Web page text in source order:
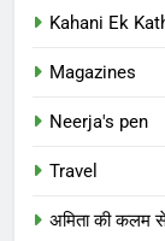
Kahani Ek
Magazines
Neerja's pen
Travel
अमिता की कलम